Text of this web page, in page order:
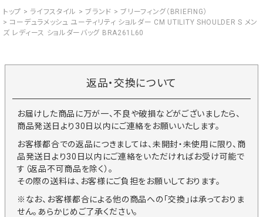
トップ
ライフスタイル ブランド
ブリーフィング（BRIEFING）
コーデュラメッシュ ユーティリティ ショルダー CM UTILITY SHOULDER S メン
ズ レディース ショルダーバッグ BRA261L60
返品・交換について
お届けした商品に万が一、不良や破損などがございましたら、
商品発送日より30日以内にご連絡をお願いいたします。
お客様都合での返品につきましては、未開封・未使用に限り、商
品発送日より30日以内にご連絡をいただければお受け可能で
す（返品不可商品を除く）。
その際の送料は、お客様にご負担をお願いしております。
※なお、お客様都合による他の商品への「交換」は承っておりま
せん。あらかじめご了承ください。